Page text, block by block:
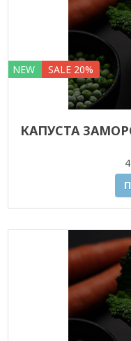
NEW SALE 20%
КАПУСТА